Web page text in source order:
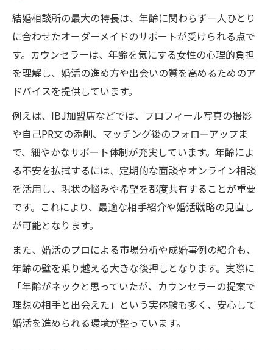
結婚相談所の最大の特長は、年齢に関わらず一人ひとり
に合わせたオーダーメイドのサポートが受けられる点で
す。カウンセラーは、年齢を気にする女性の心理的負担
を理解し、婚活の進め方や出会いの質を高めるためのア
ドバイスを提供しています。
例えば、IBJ加盟店などでは、プロフィール写真の撮影
や自己PR文の添削、マッチング後のフォローアップま
で、細やかなサポート体制が充実しています。年齢によ
る不安を払拭するには、定期的な面談やオンライン相談
を活用し、現状の悩みや希望を都度共有することが重要
です。これにより、最適な相手紹介や婚活戦略の見直し
が可能となります。
また、婚活のプロによる市場分析や成婚事例の紹介も、
年齢の壁を乗り越える大きな後押しとなります。実際に
「年齢がネックと思っていたが、カウンセラーの提案で
理想の相手と出会えた」という実体験も多く、安心して
婚活を進められる環境が整っています。